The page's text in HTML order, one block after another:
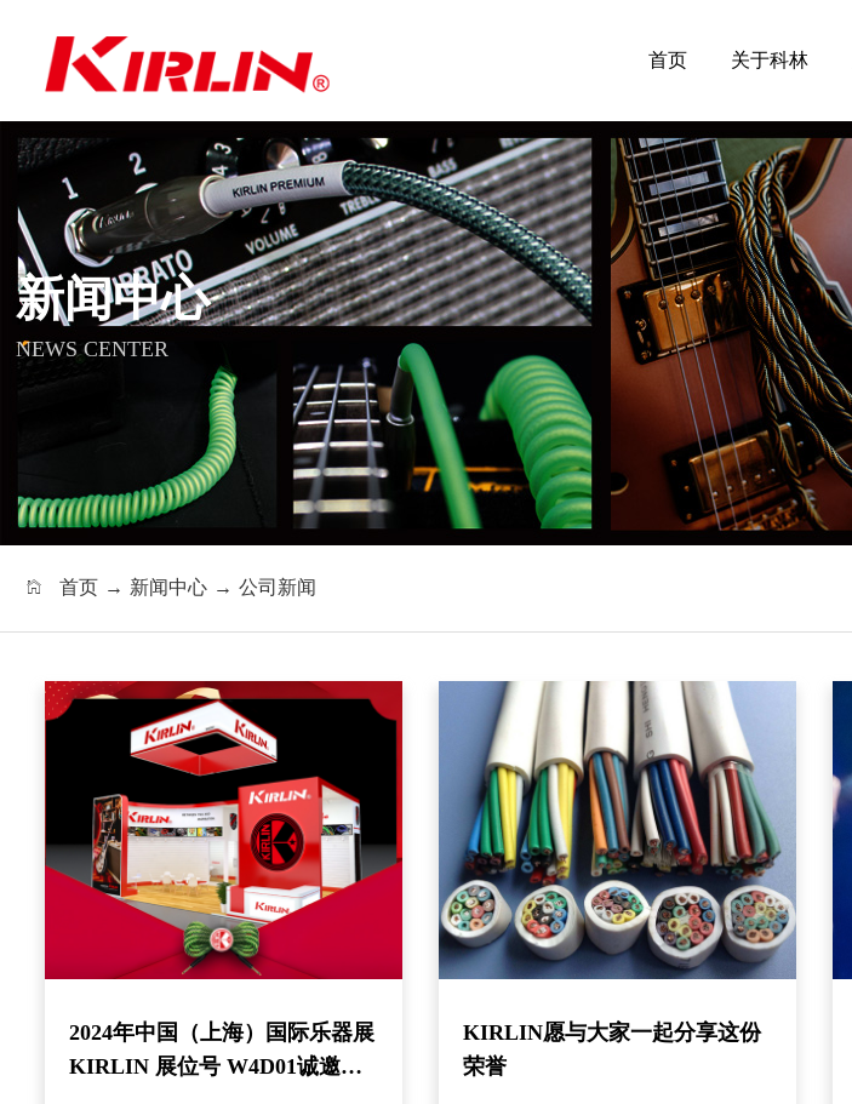
首页 关于科林
新闻中心
NEWS CENTER
首页 → 新闻中心 → 公司新闻
2024年中国（上海）国际乐器展
KIRLIN 展位号 W4D01诚邀您
KIRLIN愿与大家一起分享这份
荣誉